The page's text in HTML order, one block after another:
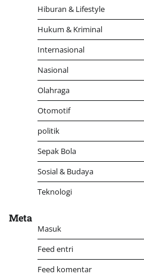
Hiburan & Lifestyle
Hukum & Kriminal
Internasional
Nasional
Olahraga
Otomotif
politik
Sepak Bola
Sosial & Budaya
Teknologi
Meta
Masuk
Feed entri
Feed komentar